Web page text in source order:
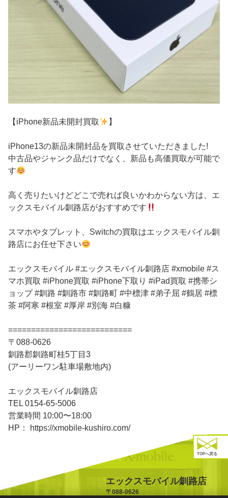
【iPhone新品未開封買取 】
iPhone13の新品未開封品を買取させていただきました!
中古品やジャンク品だけでなく、新品も高価買取が可能で
す
高く売りたいけどどこで売れば良いかわからない方は、エ
ックスモバイル釧路店がおすすめです
スマホやタブレット、Switchの買取はエックスモバイル釧
路店にお任せ下さい
エックスモバイル #エックスモバイル釧路店 #xmobile #ス
マホ買取 #iPhone買取 #iPhone下取り #iPad買取 #携帯シ
ョップ #釧路 #釧路市 #釧路町 #中標津 #弟子屈 #鶴居 #標
茶 #阿寒 #根室 #厚岸 #別海 #白糠
===========================
〒088-0626
釧路郡釧路町桂5丁目3
(アーリーワン駐車場敷地内)
エックスモバイル釧路店
TEL 0154-65-5006
営業時間 10:00〜18:00
HP： https://xmobile-kushiro.com/
エックスモバイル釧路店
〒088-0626
TOPへ戻る